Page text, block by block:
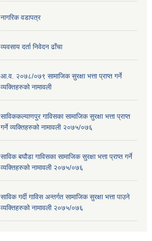
नागरिक वडापत्र
व्यवसाय दर्ता निवेदन ढाँचा
आ.व. २०७८/०७९ सामाजिक सुरक्षा भत्ता प्राप्त गर्ने
व्यक्तिहरुको नामावली
साविककल्याणपुर गाविसका सामाजिक सुरक्षा भत्ता प्राप्त
गर्ने व्यक्तिहरुको नामावली २०७५/०७६
साविक बघौडा गाविसका सामाजिक सुरक्षा भत्ता प्राप्त गर्ने
व्यक्तिहरुको नामावली २०७५/०७६
साविक गर्दी गाविस अन्तर्गत सामाजिक सुरक्षा भत्ता पाउने
व्यक्तिहरुको नामावली २०७५/०७६